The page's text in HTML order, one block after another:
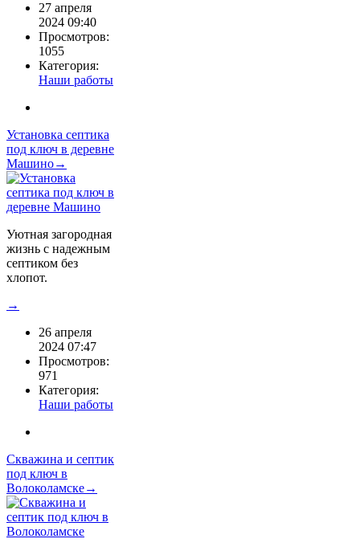
27 апреля
2024 09:40
Просмотров:
1055
Категория:
Наши работы
Установка септика
под ключ в деревне
Машино→
Уютная загородная
жизнь с надежным
септиком без
хлопот.
→
26 апреля
2024 07:47
Просмотров:
971
Категория:
Наши работы
Скважина и септик
под ключ в
Волоколамске→